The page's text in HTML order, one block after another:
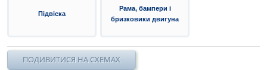
Підвіска
Рама, бампери і
бризковики двигуна
ПОДИВИТИСЯ НА СХЕМАХ